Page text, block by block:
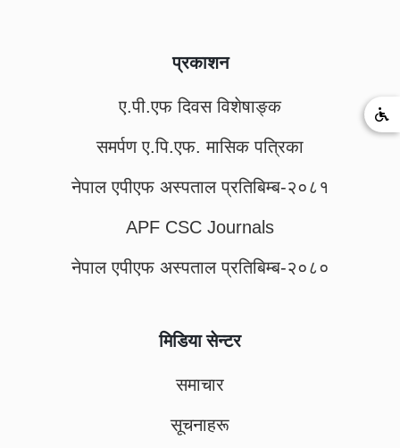
प्रकाशन
ए.पी.एफ दिवस विशेषाङ्क
समर्पण ए.पि.एफ. मासिक पत्रिका
नेपाल एपीएफ अस्पताल प्रतिबिम्ब-२०८१
APF CSC Journals
नेपाल एपीएफ अस्पताल प्रतिबिम्ब-२०८०
मिडिया सेन्टर
समाचार
सूचनाहरू